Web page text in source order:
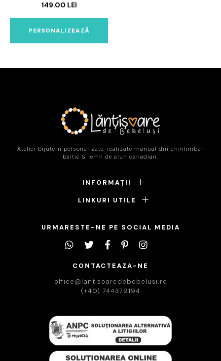
149.00 LEI
PERSONALIZEAZĂ
Atelier bijuterii personalizate, realizate manual din chihlimbar
baltic & lemn de alun canadian.
INFORMAȚII
LINKURI UTILE
URMARESTE-NE PE SOCIAL MEDIA
CONTACTEAZA-NE
office@lantisoaredebebelusi.ro
(+40) 744379194